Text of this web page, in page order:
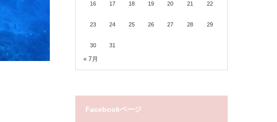
16 17 18 19 20 21 22
23 24 25 26 27 28 29
30 31
« 7月
Facebookページ